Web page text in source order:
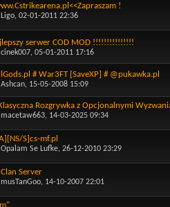
!
Ligo, 02-01-2011 22:36
serwer COD MOD !!!!!!!!!!!!!!!
cinek007, 05-01-2011 17:16
# War3FT [SaveXP] # @pukawka.pl
Ashcan, 15-05-2008 15:09
Rozgrywka z Opcjonalnymi
macetaw663, 14-03-2025 09:34
S]cs-mf.pl
Opalam Se Lufke, 26-12-2010 23:29
Server
musTanGoo, 14-10-2007 22:01